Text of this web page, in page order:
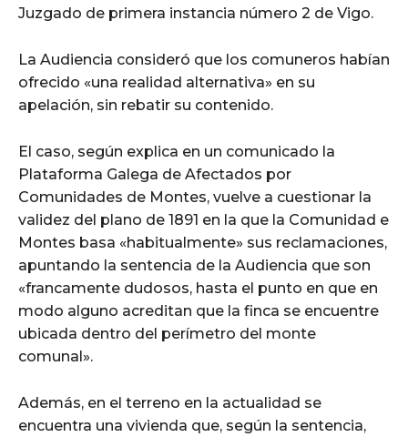
Juzgado de primera instancia número 2 de Vigo.
La Audiencia consideró que los comuneros habían
ofrecido «una realidad alternativa» en su
apelación, sin rebatir su contenido.
El caso, según explica en un comunicado la
Plataforma Galega de Afectados por
Comunidades de Montes, vuelve a cuestionar la
validez del plano de 1891 en la que la Comunidad e
Montes basa «habitualmente» sus reclamaciones,
apuntando la sentencia de la Audiencia que son
«francamente dudosos, hasta el punto en que en
modo alguno acreditan que la finca se encuentre
ubicada dentro del perímetro del monte
comunal».
Además, en el terreno en la actualidad se
encuentra una vivienda que, según la sentencia,